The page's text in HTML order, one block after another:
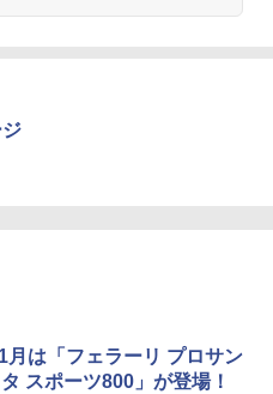
月は「フェラーリ プロサン
スポーツ800」が登場！